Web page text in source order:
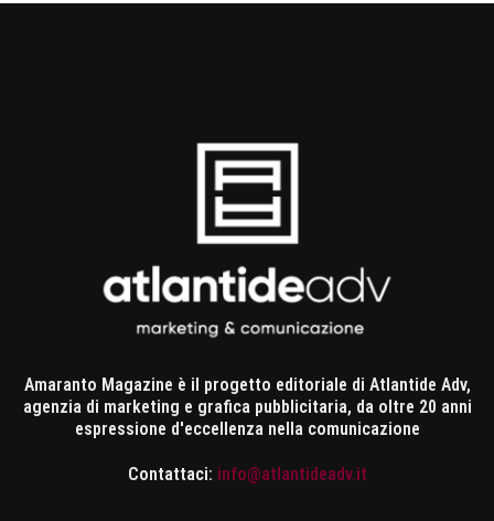
Amaranto Magazine è il progetto editoriale di Atlantide Adv,
agenzia di marketing e grafica pubblicitaria, da oltre 20 anni
espressione d'eccellenza nella comunicazione
Contattaci: info@atlantideadv.it